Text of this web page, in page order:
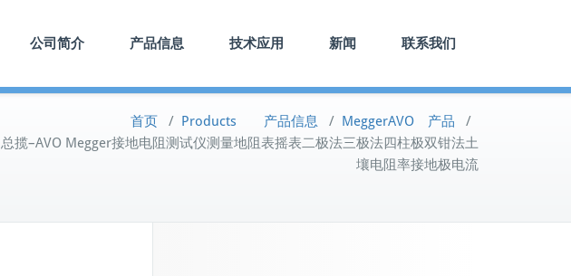
公司简介 产品信息 技术应用 新闻 联系我们
首页 / Products 产品信息 / MeggerAVO 产品 /
总揽–AVO Megger接地电阻测试仪测量地阻表摇表二极法三极法四柱极双钳法土
壤电阻率接地极电流